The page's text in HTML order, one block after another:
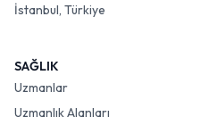
İstanbul, Türkiye
SAĞLIK
Uzmanlar
Uzmanlık Alanları